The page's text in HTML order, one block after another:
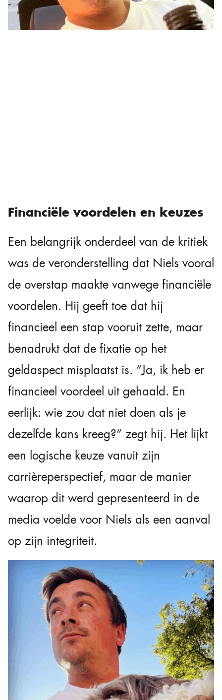
Financiële voordelen en keuzes
Een belangrijk onderdeel van de kritiek
was de veronderstelling dat Niels vooral
de overstap maakte vanwege financiële
voordelen. Hij geeft toe dat hij
financieel een stap vooruit zette, maar
benadrukt dat de fixatie op het
geldaspect misplaatst is. “Ja, ik heb er
financieel voordeel uit gehaald. En
eerlijk: wie zou dat niet doen als je
dezelfde kans kreeg?” zegt hij. Het lijkt
een logische keuze vanuit zijn
carrièreperspectief, maar de manier
waarop dit werd gepresenteerd in de
media voelde voor Niels als een aanval
op zijn integriteit.